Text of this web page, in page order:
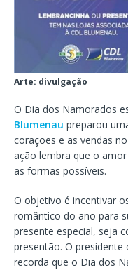
Arte: divulgação
O Dia dos Namorados
Blumenau preparou
corações e as vendas
ação lembra que o
as formas possíveis.
O objetivo é incentivar
romântico do ano para
presente especial, seja
presentão. O presidente
recorda que o Dia dos